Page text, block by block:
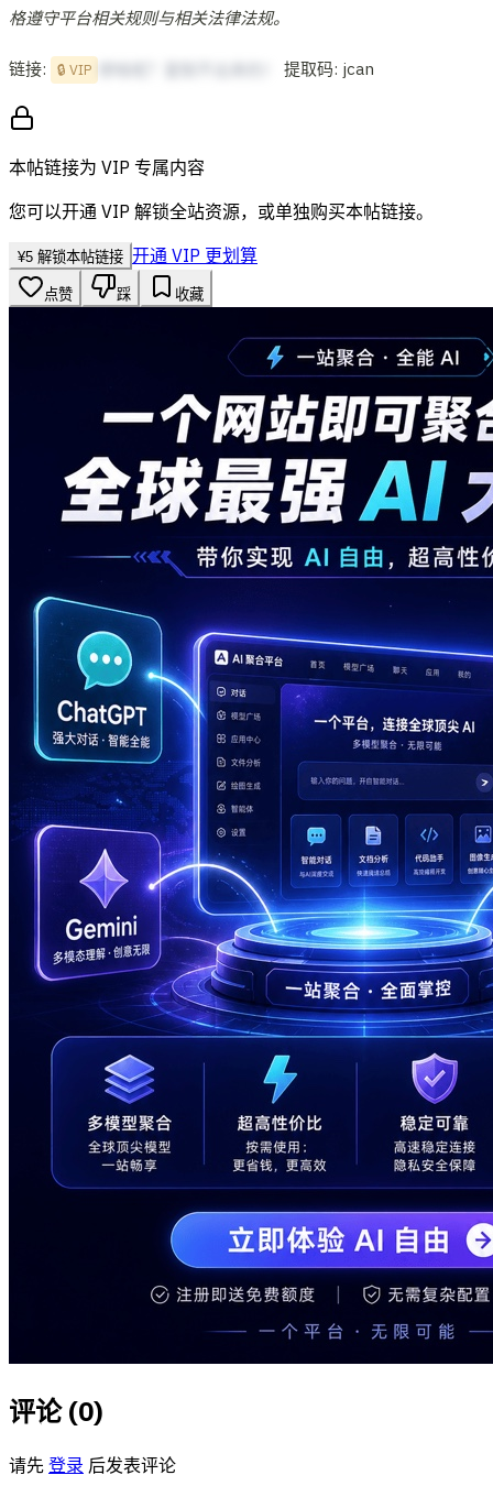
格遵守平台相关规则与相关法律法规。
链接: 🔒 VIP 提取码: jcan
本帖链接为 VIP 专属内容
您可以开通 VIP 解锁全站资源，或单独购买本帖链接。
¥5 解锁本帖链接 开通 VIP 更划算
点赞 踩 收藏
评论 (0)
请先 登录 后发表评论